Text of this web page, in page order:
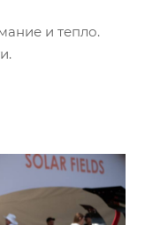
и тепло.